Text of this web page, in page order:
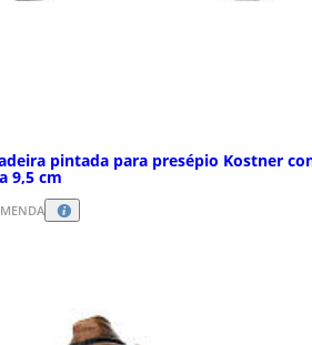
pintada para presépio Kostner
9,5 cm